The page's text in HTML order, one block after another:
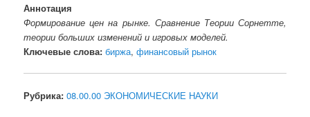
Аннотация
Формирование цен на рынке. Сравнение Теории Сорнетте,
теории больших изменений и игровых моделей.
Ключевые слова: биржа,финансовый рынок
Рубрика: 08.00.00 ЭКОНОМИЧЕСКИЕ НАУКИ